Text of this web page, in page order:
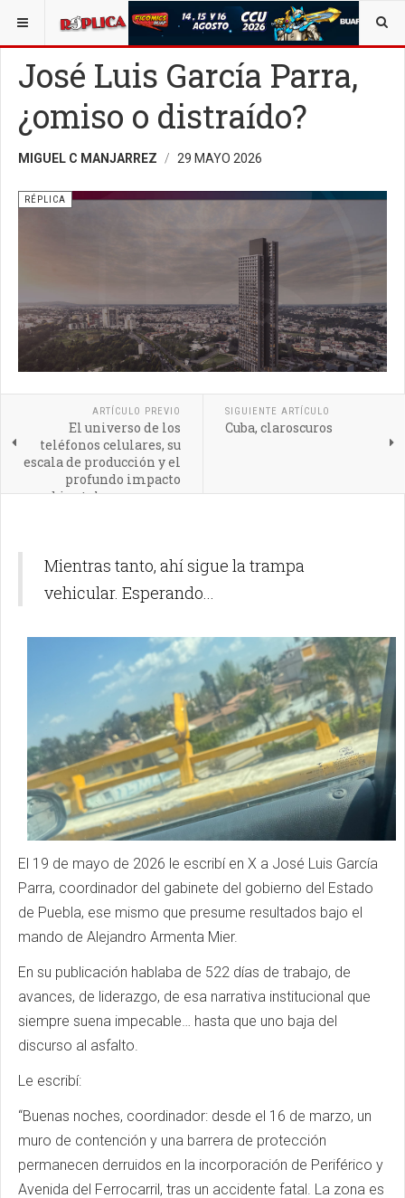
ESTÁ AQUÍ: OPINIÓN
José Luis García Parra,
¿omiso o distraído?
MIGUEL C MANJARREZ 29 MAYO 2026
RÉPLICA
ARTÍCULO PREVIO
El universo de los
teléfonos celulares, su
escala de producción y el
profundo impacto
ambiental que generan
SIGUIENTE ARTÍCULO
Cuba, claroscuros
Mientras tanto, ahí sigue la trampa
vehicular. Esperando...
El 19 de mayo de 2026 le escribí en X a José Luis García
Parra, coordinador del gabinete del gobierno del Estado
de Puebla, ese mismo que presume resultados bajo el
mando de Alejandro Armenta Mier.
En su publicación hablaba de 522 días de trabajo, de
avances, de liderazgo, de esa narrativa institucional que
siempre suena impecable… hasta que uno baja del
discurso al asfalto.
Le escribí:
“Buenas noches, coordinador: desde el 16 de marzo, un
muro de contención y una barrera de protección
permanecen derruidos en la incorporación de Periférico y
Avenida del Ferrocarril, tras un accidente fatal. La zona es